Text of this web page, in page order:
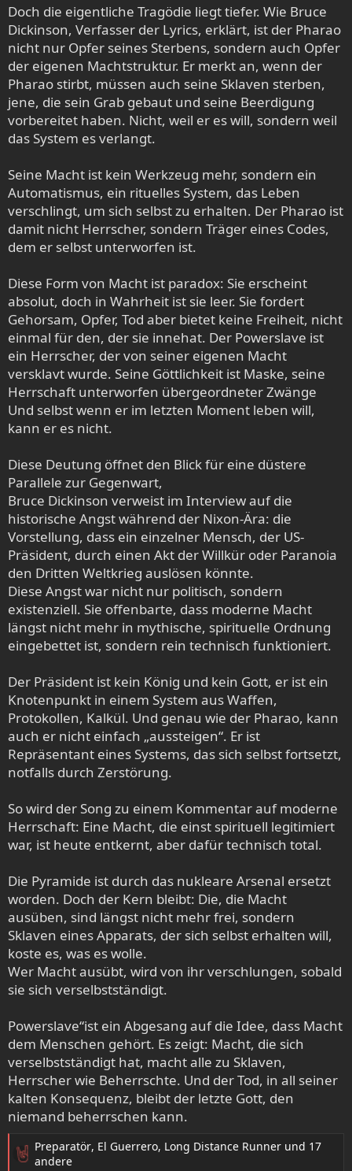
Doch die eigentliche Tragödie liegt tiefer. Wie Bruce
Dickinson, Verfasser der Lyrics, erklärt, ist der Pharao
nicht nur Opfer seines Sterbens, sondern auch Opfer
der eigenen Machtstruktur. Er merkt an, wenn der
Pharao stirbt, müssen auch seine Sklaven sterben,
jene, die sein Grab gebaut und seine Beerdigung
vorbereitet haben. Nicht, weil er es will, sondern weil
das System es verlangt.
Seine Macht ist kein Werkzeug mehr, sondern ein
Automatismus, ein rituelles System, das Leben
verschlingt, um sich selbst zu erhalten. Der Pharao ist
damit nicht Herrscher, sondern Träger eines Codes,
dem er selbst unterworfen ist.
Diese Form von Macht ist paradox: Sie erscheint
absolut, doch in Wahrheit ist sie leer. Sie fordert
Gehorsam, Opfer, Tod aber bietet keine Freiheit, nicht
einmal für den, der sie innehat. Der Powerslave ist
ein Herrscher, der von seiner eigenen Macht
versklavt wurde. Seine Göttlichkeit ist Maske, seine
Herrschaft unterworfen übergeordneter Zwänge
Und selbst wenn er im letzten Moment leben will,
kann er es nicht.
Diese Deutung öffnet den Blick für eine düstere
Parallele zur Gegenwart,
Bruce Dickinson verweist im Interview auf die
historische Angst während der Nixon-Ära: die
Vorstellung, dass ein einzelner Mensch, der US-
Präsident, durch einen Akt der Willkür oder Paranoia
den Dritten Weltkrieg auslösen könnte.
Diese Angst war nicht nur politisch, sondern
existenziell. Sie offenbarte, dass moderne Macht
längst nicht mehr in mythische, spirituelle Ordnung
eingebettet ist, sondern rein technisch funktioniert.
Der Präsident ist kein König und kein Gott, er ist ein
Knotenpunkt in einem System aus Waffen,
Protokollen, Kalkül. Und genau wie der Pharao, kann
auch er nicht einfach „aussteigen“. Er ist
Repräsentant eines Systems, das sich selbst fortsetzt,
notfalls durch Zerstörung.
So wird der Song zu einem Kommentar auf moderne
Herrschaft: Eine Macht, die einst spirituell legitimiert
war, ist heute entkernt, aber dafür technisch total.
Die Pyramide ist durch das nukleare Arsenal ersetzt
worden. Doch der Kern bleibt: Die, die Macht
ausüben, sind längst nicht mehr frei, sondern
Sklaven eines Apparats, der sich selbst erhalten will,
koste es, was es wolle.
Wer Macht ausübt, wird von ihr verschlungen, sobald
sie sich verselbstständigt.
Powerslave“ist ein Abgesang auf die Idee, dass Macht
dem Menschen gehört. Es zeigt: Macht, die sich
verselbstständigt hat, macht alle zu Sklaven,
Herrscher wie Beherrschte. Und der Tod, in all seiner
kalten Konsequenz, bleibt der letzte Gott, den
niemand beherrschen kann.
R
Preparatör, El Guerrero, Long Distance Runner und 17
andere